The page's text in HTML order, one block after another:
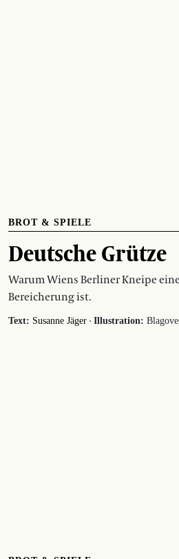
BROT & SPIELE
Deutsche Grütze
Warum Wiens Berliner Kneipe
Bereicherung ist.
Text: Susanne Jäger · Illustration: